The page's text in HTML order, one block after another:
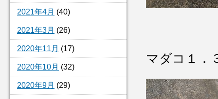
2021年4月 (40)
2021年3月 (26)
2020年11月 (17)
2020年10月 (32)
2020年9月 (29)
マダコ１